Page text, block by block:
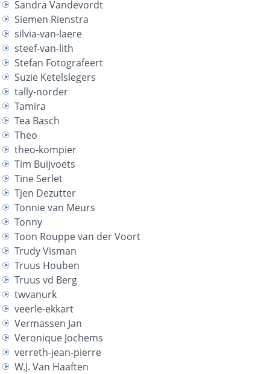
Sandra Vandevordt
Siemen Rienstra
silvia-van-laere
steef-van-lith
Stefan Fotografeert
Suzie Ketelslegers
tally-norder
Tamira
Tea Basch
Theo
theo-kompier
Tim Buijvoets
Tine Serlet
Tjen Dezutter
Tonnie van Meurs
Tonny
Toon Rouppe van der Voort
Trudy Visman
Truus Houben
Truus vd Berg
twvanurk
veerle-ekkart
Vermassen Jan
Veronique Jochems
verreth-jean-pierre
W.J. Van Haaften